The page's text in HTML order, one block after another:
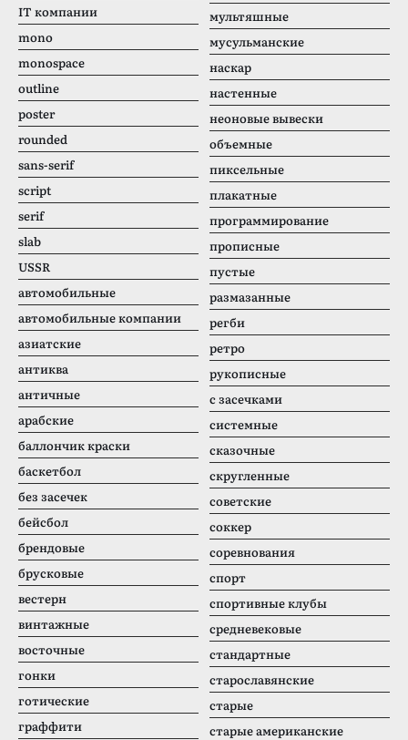
IT компании
mono
monospace
outline
poster
rounded
sans-serif
script
serif
slab
USSR
автомобильные
автомобильные компании
азиатские
антиква
античные
арабские
баллончик краски
баскетбол
без засечек
бейсбол
брендовые
брусковые
вестерн
винтажные
восточные
гонки
готические
граффити
мультяшные
мусульманские
наскар
настенные
неоновые вывески
объемные
пиксельные
плакатные
программирование
прописные
пустые
размазанные
регби
ретро
рукописные
с засечками
системные
сказочные
скругленные
советские
соккер
соревнования
спорт
спортивные клубы
средневековые
стандартные
старославянские
старые
старые американские